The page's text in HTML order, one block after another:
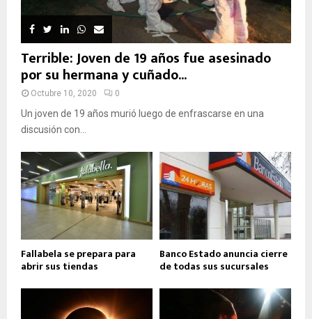
Terrible: Joven de 19 años fue asesinado
por su hermana y cuñado...
Octubre 10, 2020 0
Un joven de 19 años murió luego de enfrascarse en una
discusión con...
Fallabela se prepara para
abrir sus tiendas
Banco Estado anuncia cierre
de todas sus sucursales